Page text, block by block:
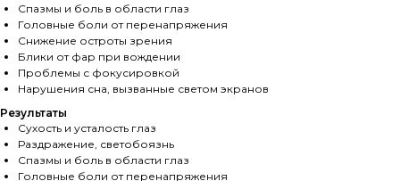
Спазмы и боль в области глаз
Головные боли от перенапряжения
Снижение остроты зрения
Блики от фар при вождении
Проблемы с фокусировкой
Нарушения сна, вызванные светом экранов
Результаты
Сухость и усталость глаз
Раздражение, светобоязнь
Спазмы и боль в области глаз
Головные боли от перенапряжения